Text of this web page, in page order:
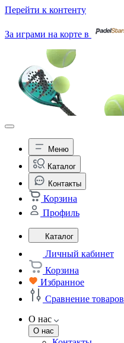
Перейти к контенту
За играми на корте в
Меню
Каталог
Контакты
Корзина
Профиль
Каталог
Личный кабинет
Корзина
Избранное
Сравнение товаров
О нас
О нас